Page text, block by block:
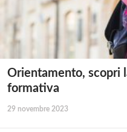
Orientamento, scopri
formativa
29 novembre 2023